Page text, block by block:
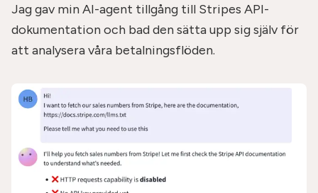
Jag gav min AI-agent tillgång till Stripes API-
dokumentation och bad den sätta upp sig själv för
att analysera våra betalningsflöden.